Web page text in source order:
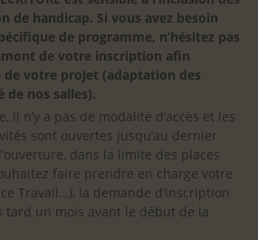
de handicap. Si vous avez besoin
de programme, n’hésitez pas
de votre inscription afin
de votre projet (adaptation des
de nos salles).
il n’y a pas de modalité d’accès et les
sont ouvertes jusqu’au dernier
dans la limite des places
faire prendre en charge votre
Travail…), la demande d’inscription
tard un mois avant le début de la